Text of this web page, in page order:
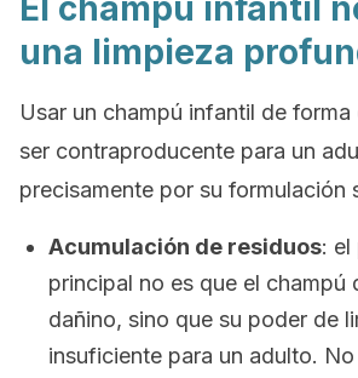
El champú infantil
una limpieza
Usar un champú infantil de
ser contraproducente para un
precisamente por su formulación
Acumulación de residuos: el
principal no es que el champú
dañino, sino que su poder de
insuficiente para un adulto.